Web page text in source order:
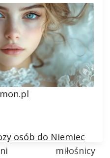
osób do Niemiec
miłośnicy